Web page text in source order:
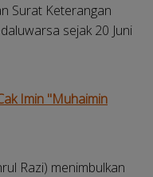
Surat Keterangan
sejak 20 Juni
Imin "Muhaimin
Razi) menimbulkan